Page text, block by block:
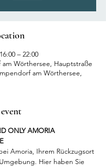
– 22:00
Wörthersee, Hauptstraße
am Wörthersee,
ONLY AMORIA
Amoria, Ihrem Rückzugsort
Hier haben Sie